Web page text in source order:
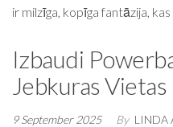
ir milzīga, kopīga fantāzija,
Izbaudi
Jebkuras Vietas
9 September 2025 By LINDA